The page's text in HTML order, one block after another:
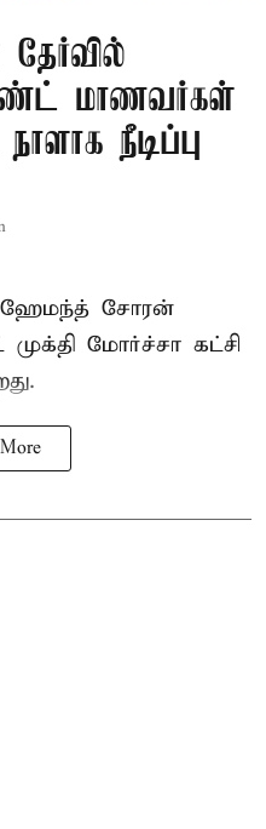
மாணவர்கள்
நீடிப்பு
ஹேமந்த் சோரன்
மோர்ச்சா கட்சி